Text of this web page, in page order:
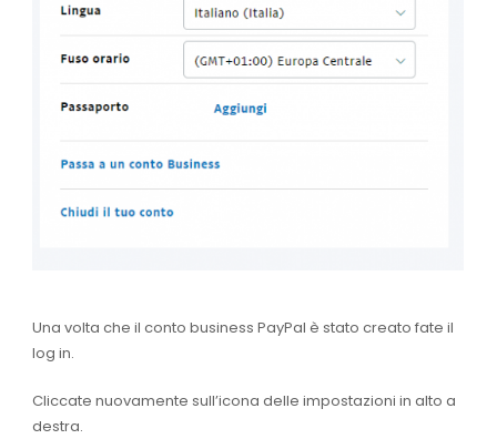
Una volta che il conto business PayPal è stato creato fate il
log in.
Cliccate nuovamente sull’icona delle impostazioni in alto a
destra.